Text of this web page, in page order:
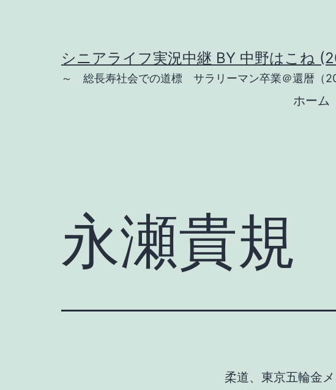
シニアライフ実況中継 BY 中野はこね
～ 総長寿社会での道標 サラリーマン卒業＠還暦（
ホーム
永瀬貴規
柔道、東京五輪金